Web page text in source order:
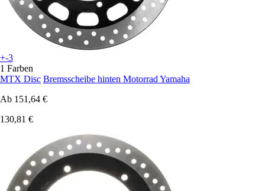
+-3
1 Farben
MTX Disc Bremsscheibe hinten Motorrad Yamaha
Ab 151,64 €
130,81 €